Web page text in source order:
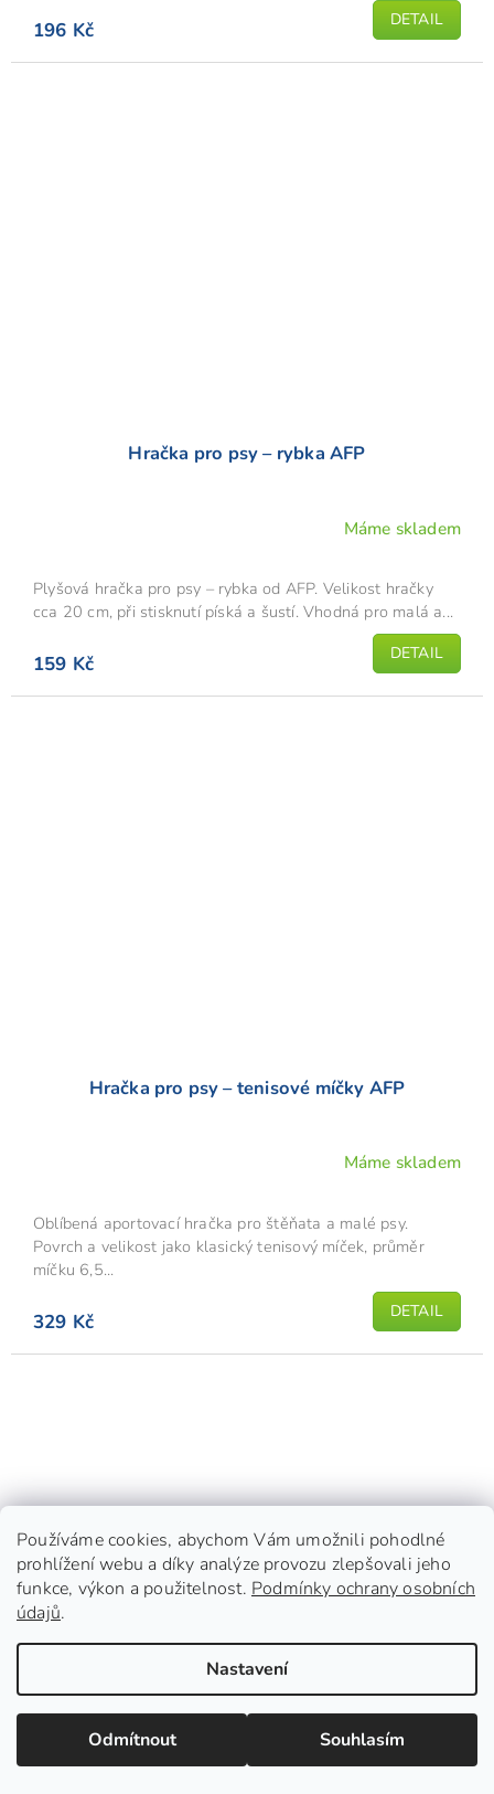
Používáme cookies, abychom Vám umožnili pohodlné
prohlížení webu a díky analýze provozu zlepšovali jeho
funkce, výkon a použitelnost. Podmínky ochrany osobních
údajů.
Nastavení
Odmítnout Souhlasím
196 Kč DETAIL
Hračka pro psy – rybka AFP
Máme skladem
159 Kč DETAIL
Plyšová hračka pro psy – rybka od AFP. Velikost hračky
cca 20 cm, při stisknutí píská a šustí. Vhodná pro malá a...
Hračka pro psy – tenisové míčky AFP
Máme skladem
329 Kč DETAIL
Oblíbená aportovací hračka pro štěňata a malé psy.
Povrch a velikost jako klasický tenisový míček, průměr
míčku 6,5...
Hračka pro psy – Triceratops AFP